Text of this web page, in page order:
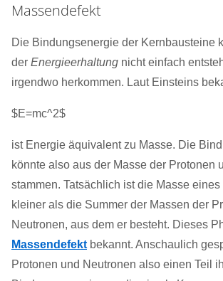
Massendefekt
Die Bindungsenergie der Kernbausteine
der Energieerhaltung nicht einfach
irgendwo herkommen. Laut Einsteins
$E=mc^2$
ist Energie äquivalent zu Masse. Die
könnte also aus der Masse der Protonen
stammen. Tatsächlich ist die Masse
kleiner als die Summer der Massen der
Neutronen, aus dem er besteht. Dieses
Massendefekt bekannt. Anschaulich
Protonen und Neutronen also einen Teil